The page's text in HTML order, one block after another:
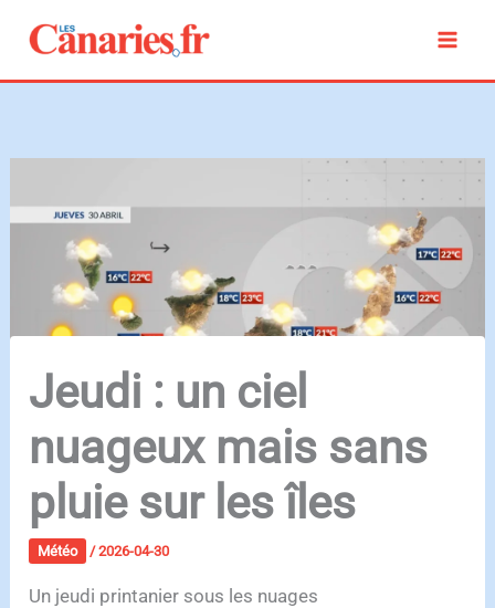
contenu
Jeudi : un ciel
nuageux mais sans
pluie sur les îles
Météo /2026-04-30
Un jeudi printanier sous les nuages